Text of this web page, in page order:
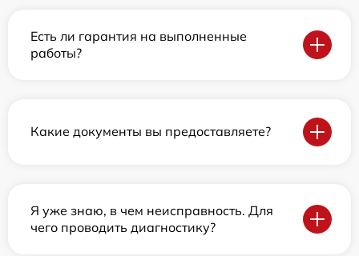
Есть ли гарантия на выполненные
работы?
Какие документы вы предоставляете?
Я уже знаю, в чем неисправность. Для
чего проводить диагностику?